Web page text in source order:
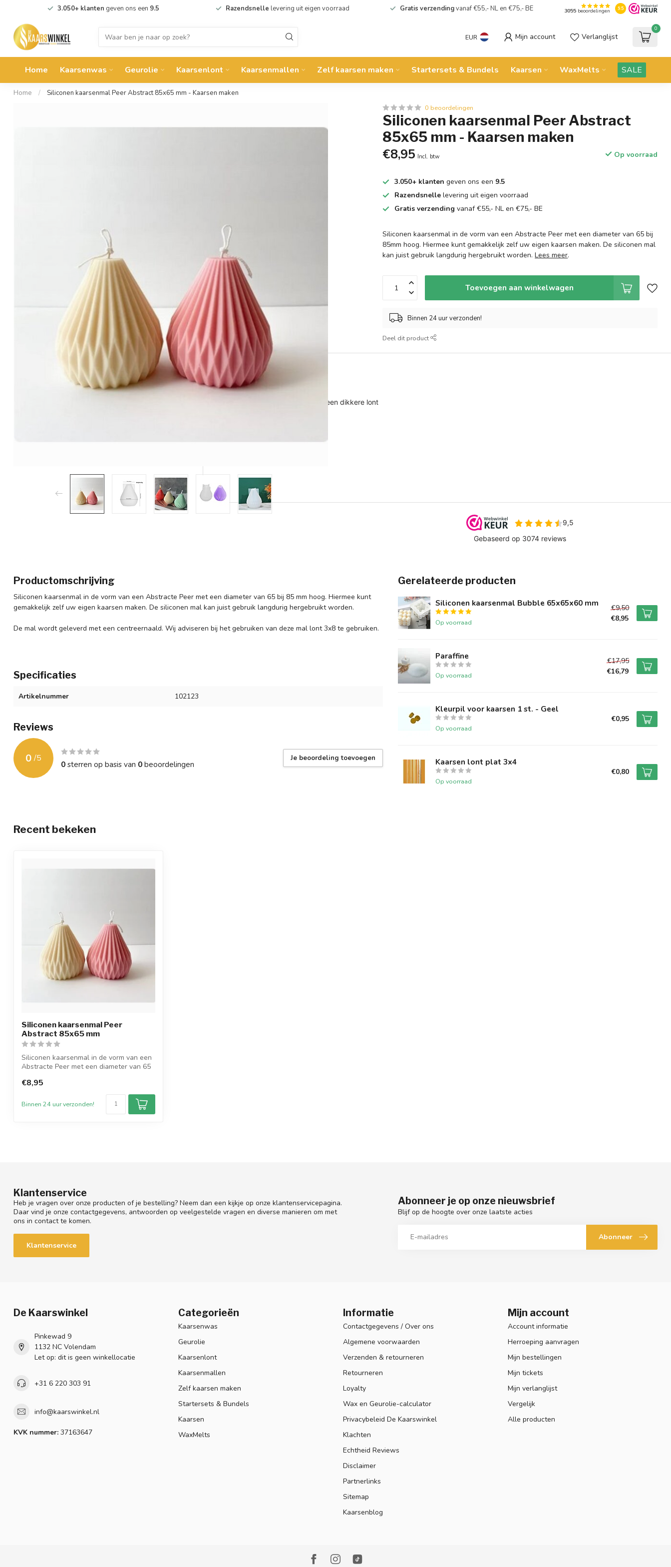
3.050+ klanten geven ons een 9.5 Razendsnelle levering uit eigen voorraad Gratis verzendingvanaf €55,- NL en €75,- BE 3055beoordelingen 9.5
EUR Mijn account Verlanglijst
0
Home Kaarsenwas Geurolie Kaarsenlont Kaarsenmallen Zelf kaarsen maken Startersets & Bundels Kaarsen WaxMelts SALE
Home / Siliconen kaarsenmal Peer Abstract 85x65 mm - Kaarsen maken
0 beoordelingen
Siliconen kaarsenmal Peer Abstract
85x65 mm - Kaarsen maken
€8,95 Incl. btw Op voorraad
3.050+ klanten geven ons een 9.5
Razendsnelle levering uit eigen voorraad
Gratis verzending vanaf €55,- NL en €75,- BE
Siliconen kaarsenmal in de vorm van een Abstracte Peer met een diameter van 65 bij
85mm hoog. Hiermee kunt gemakkelijk zelf uw eigen kaarsen maken. De siliconen mal
kan juist gebruik langdurig hergebruikt worden.Lees meer.
Toevoegen aan winkelwagen
Binnen 24 uur verzonden!
Deel dit product
Productomschrijving
Siliconen kaarsenmal in de vorm van een Abstracte Peer met een diameter van 65 bij 85 mm hoog. Hiermee kunt
gemakkelijk zelf uw eigen kaarsen maken. De siliconen mal kan juist gebruik langdurig hergebruikt worden.
De mal wordt geleverd met een centreernaald. Wij adviseren bij het gebruiken van deze mal lont 3x8 te gebruiken.
Specificaties
Artikelnummer 102123
Reviews
0 /5
0sterren op basis van 0beoordelingen
Je beoordeling toevoegen
Gerelateerde producten
Siliconen kaarsenmal Bubble 65x65x60 mm
Op voorraad
€9,50
€8,95
Paraffine
Op voorraad
€17,95
€16,79
Kleurpil voor kaarsen 1 st. - Geel
Op voorraad
€0,95
Kaarsen lont plat 3x4
Op voorraad
€0,80
Recent bekeken
Siliconen kaarsenmal Peer
Abstract 85x65 mm
Siliconen kaarsenmal in de vorm van een
Abstracte Peer met een diameter van 65
€8,95
Binnen 24 uur verzonden!
Klantenservice
Heb je vragen over onze producten of je bestelling? Neem dan een kijkje op onze klantenservicepagina.
Daar vind je onze contactgegevens, antwoorden op veelgestelde vragen en diverse manieren om met
ons in contact te komen.
Klantenservice
Abonneer je op onze nieuwsbrief
Blijf op de hoogte over onze laatste acties
Abonneer
De Kaarswinkel
Pinkewad 9
1132 NC Volendam
Let op: dit is geen winkellocatie
+31 6 220 303 91
info@kaarswinkel.nl
KVK nummer: 37163647
Categorieën
Kaarsenwas
Geurolie
Kaarsenlont
Kaarsenmallen
Zelf kaarsen maken
Startersets & Bundels
Kaarsen
WaxMelts
Informatie
Contactgegevens / Over ons
Algemene voorwaarden
Verzenden & retourneren
Retourneren
Loyalty
Wax en Geurolie-calculator
Privacybeleid De Kaarswinkel
Klachten
Echtheid Reviews
Disclaimer
Partnerlinks
Sitemap
Kaarsenblog
Mijn account
Account informatie
Herroeping aanvragen
Mijn bestellingen
Mijn tickets
Mijn verlanglijst
Vergelijk
Alle producten